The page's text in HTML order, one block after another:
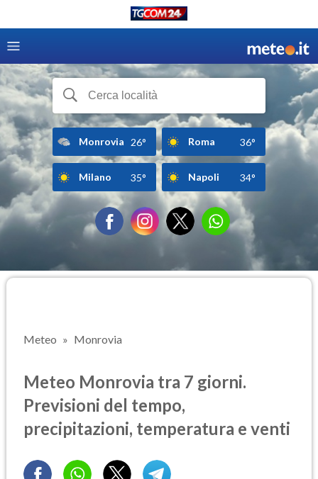
Monrovia 26° Roma 36°
Milano 35° Napoli 34°
Meteo Monrovia
Meteo Monrovia tra 7 giorni.
Previsioni del tempo,
precipitazioni, temperatura e venti